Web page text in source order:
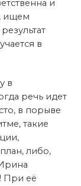
и
ищем
в
в
речь идет
в порыве
такие
либо,
При её